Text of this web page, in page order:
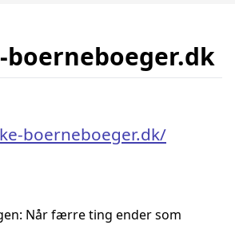
boerneboeger.dk
boerneboeger.dk/
Når færre ting ender som